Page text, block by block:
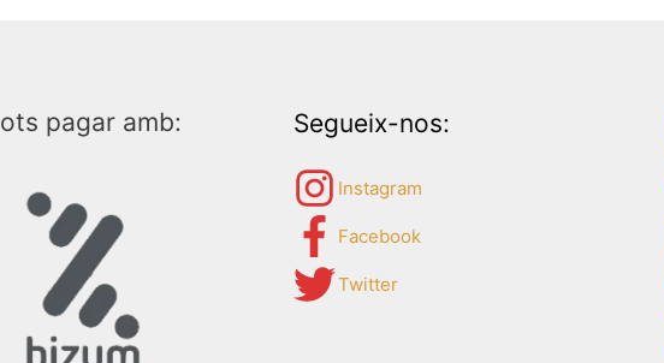
pagar amb: Segueix-nos:
Instagram
Facebook
Twitter